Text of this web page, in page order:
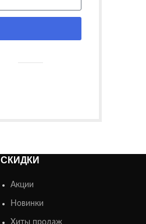
СКИДКИ
Акции
Новинки
Хиты продаж